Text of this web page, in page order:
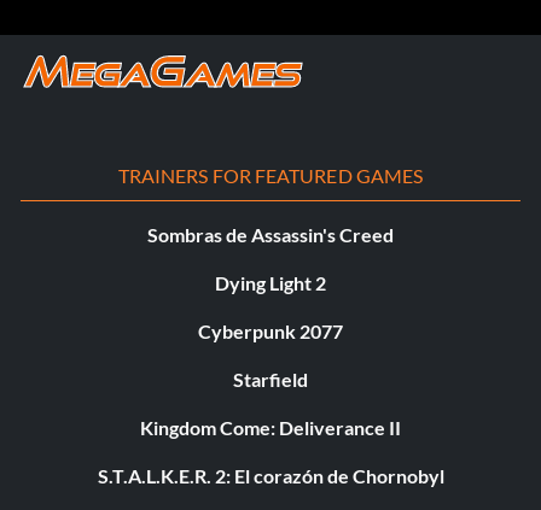
TRAINERS FOR FEATURED GAMES
Sombras de Assassin's Creed
Dying Light 2
Cyberpunk 2077
Starfield
Kingdom Come: Deliverance II
S.T.A.L.K.E.R. 2: El corazón de Chornobyl